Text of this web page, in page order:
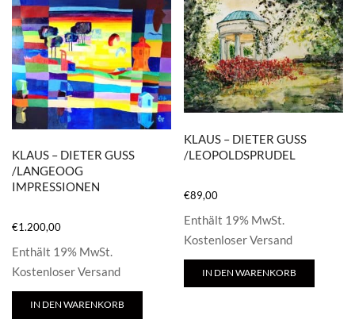
KLAUS – DIETER GUSS
/LANGEOOG
IMPRESSIONEN
€1.200,00
Enthält 19% MwSt.
Kostenloser Versand
IN DEN WARENKORB
KLAUS – DIETER GUSS
/LEOPOLDSPRUDEL
€89,00
Enthält 19% MwSt.
Kostenloser Versand
IN DEN WARENKORB